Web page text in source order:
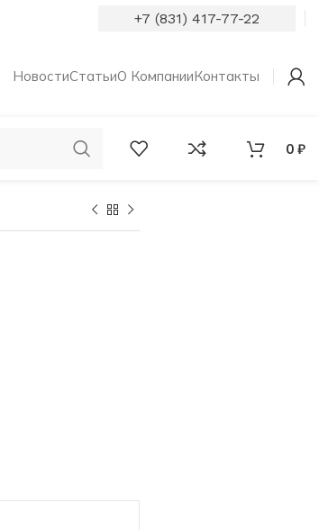
+7 (831) 417-77-22
НовостиСтатьиО КомпанииКонтакты
КОЛЬЦА С
0 ₽